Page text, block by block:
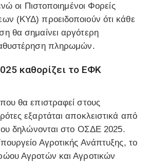
οι Πιστοποιημένοι Φορείς
(ΚΥΔ) προειδοποιούν ότι κάθε
θα σημαίνει αργότερη
πληρωμών.
καθορίζει το ΕΦΚ
θα επιστραφεί στους
εξαρτάται αποκλειστικά από
δηλώνονται στο ΟΣΔΕ 2025.
Αγροτικής Ανάπτυξης, το
Αγροτών και Αγροτικών